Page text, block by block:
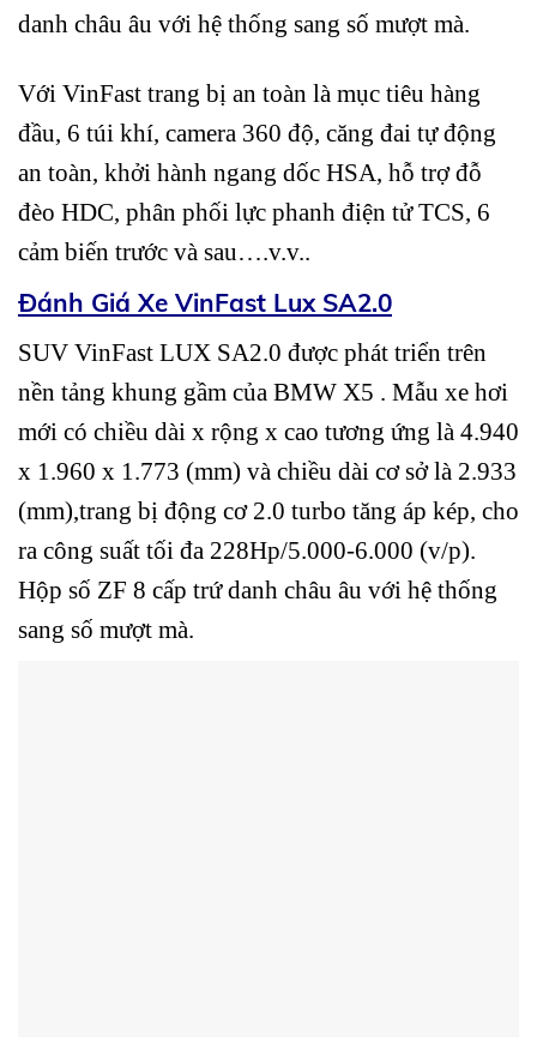
danh châu âu với hệ thống sang số mượt mà.
Với VinFast trang bị an toàn là mục tiêu hàng
đầu, 6 túi khí, camera 360 độ, căng đai tự động
an toàn, khởi hành ngang dốc HSA, hỗ trợ đỗ
đèo HDC, phân phối lực phanh điện tử TCS, 6
cảm biến trước và sau….v.v..
Đánh Giá Xe VinFast Lux SA2.0
SUV VinFast LUX SA2.0 được phát triển trên
nền tảng khung gầm của BMW X5 . Mẫu xe hơi
mới có chiều dài x rộng x cao tương ứng là 4.940
x 1.960 x 1.773 (mm) và chiều dài cơ sở là 2.933
(mm),trang bị động cơ 2.0 turbo tăng áp kép, cho
ra công suất tối đa 228Hp/5.000-6.000 (v/p).
Hộp số ZF 8 cấp trứ danh châu âu với hệ thống
sang số mượt mà.